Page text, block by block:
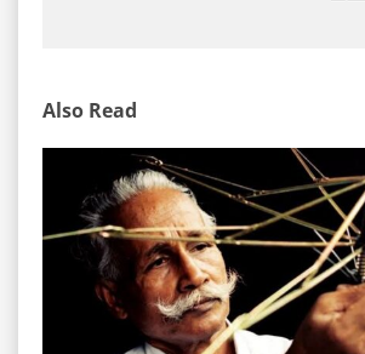
Also Read